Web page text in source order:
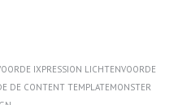
IXPRESSION LICHTENVOORDE
DE CONTENT TEMPLATEMONSTER